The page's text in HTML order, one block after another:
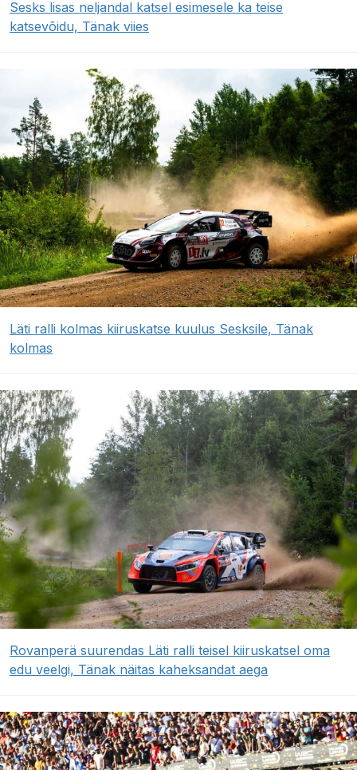
Sesks lisas neljandal katsel esimesele ka teise
katsevõidu, Tänak viies
Läti ralli kolmas kiiruskatse kuulus Sesksile, Tänak
kolmas
Rovanperä suurendas Läti ralli teisel kiiruskatsel oma
edu veelgi, Tänak näitas kaheksandat aega